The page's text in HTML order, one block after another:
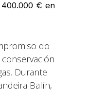
€ en
do
Durante
Balín,